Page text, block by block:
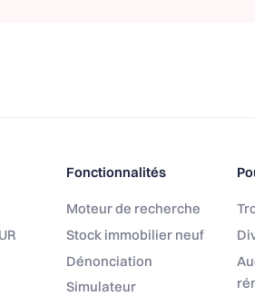
Fonctionnalités
Moteur de recherche
Stock immobilier neuf
Dénonciation
Simulateur